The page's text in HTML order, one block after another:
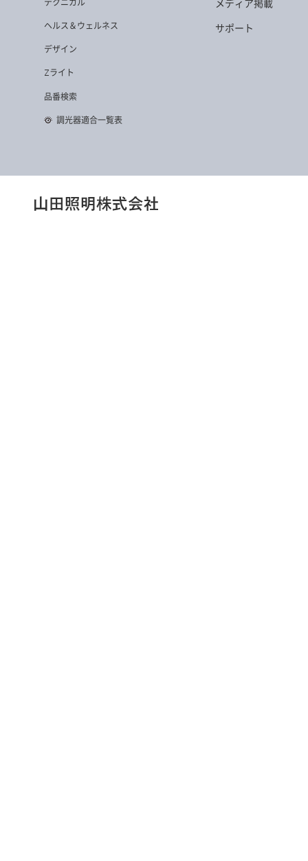
テクニカル
ヘルス＆ウェルネス
デザイン
Zライト
品番検索
調光器適合一覧表
メディア掲載
サポート